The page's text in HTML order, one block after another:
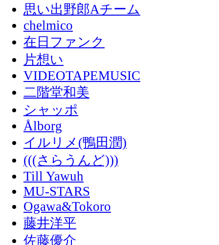
思い出野郎Aチーム
chelmico
在日ファンク
片想い
VIDEOTAPEMUSIC
二階堂和美
シャッポ
Ålborg
イルリメ(鴨田潤)
(((さらうんど)))
Till Yawuh
MU-STARS
Ogawa&Tokoro
藤井洋平
佐藤優介